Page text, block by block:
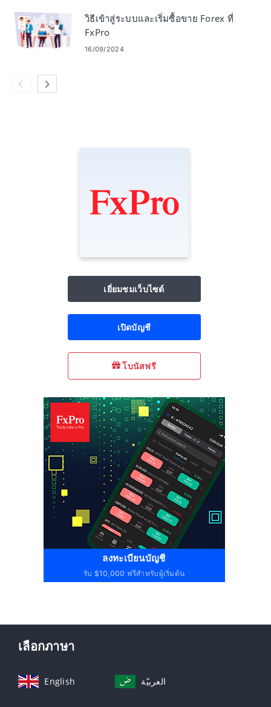
วิธีเข้าสู่ระบบและเริ่มซื้อขาย Forex ที่
FxPro
16/09/2024
เยี่ยมชมเว็บไซต์
เปิดบัญชี
โบนัสฟรี
ลงทะเบียนบัญชี
รับ $10,000 ฟรีสำหรับผู้เริ่มต้น
เลือกภาษา
English العربيّة